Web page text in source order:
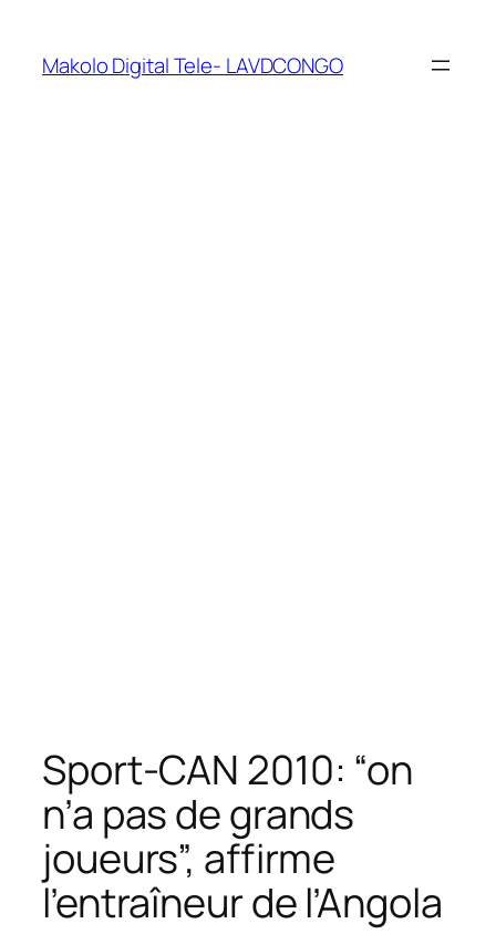
Makolo Digital Tele- LAVDCONGO
Sport-CAN 2010: “on
n’a pas de grands
joueurs”, affirme
l’entraîneur de l’Angola